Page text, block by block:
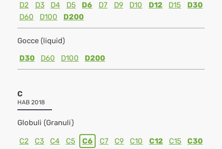
D2
D3 D4 D5 D6 D7 D9 D10 D12 D15
D30
D60
D100 D200
Gocce (liquid)
D30
D60 D100 D200
C
HAB 2018
Globuli (Granuli)
C2 C3 C4 C5 C6 C7 C9 C10 C12 C15
C30